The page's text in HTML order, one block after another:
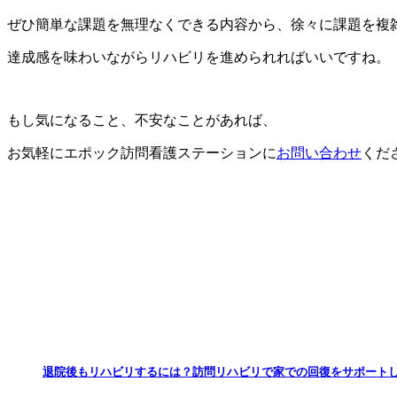
ぜひ簡単な課題を無理なくできる内容から、徐々に課題を複
達成感を味わいながらリハビリを進められればいいですね。
もし気になること、不安なことがあれば、
お気軽にエポック訪問看護ステーションにお問い合わせ くだ
退院後もリハビリするには？訪問リハビリで家での回復をサポートし